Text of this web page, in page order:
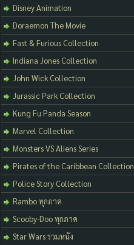
Disney Animation
Doraemon The Movie
Fast & Furious Collection
Indiana Jones Collection
John Wick Collection
Jurassic Park Collection
Kung Fu Panda Season
Marvel Collection
Monsters VS Aliens Series
Pirates of the Caribbean Collection
Police Story Collection
Rambo ทุกภาค
Scooby-Doo ทุกภาค
Star Wars รวมหนัง